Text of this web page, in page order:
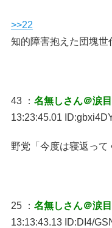
>>22
知的障害抱えた団塊世
43 ： 名無しさん＠涙目
13:23:45.01
野党「今度は寝返っ
25 ： 名無しさん＠涙目
13:13:43.13 ID:DI4/